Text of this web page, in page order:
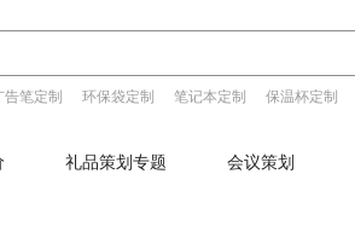
告笔定制 环保袋定制 笔记本定制 保温杯定制
礼品策划专题 会议策划